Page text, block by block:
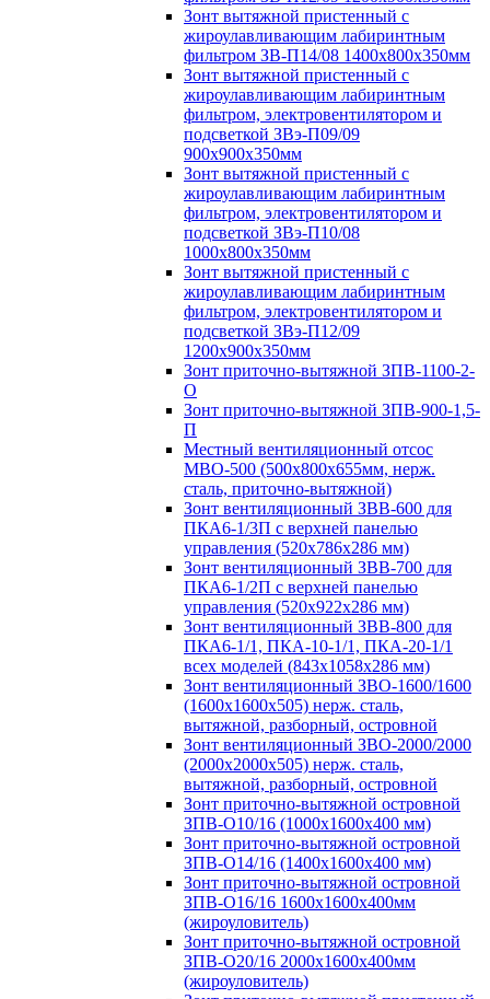
Зонт вытяжной пристенный с
жироулавливающим лабиринтным
фильтром ЗВ-П14/08 1400х800х350мм
Зонт вытяжной пристенный с
жироулавливающим лабиринтным
фильтром, электровентилятором и
подсветкой ЗВэ-П09/09
900х900х350мм
Зонт вытяжной пристенный с
жироулавливающим лабиринтным
фильтром, электровентилятором и
подсветкой ЗВэ-П10/08
1000х800х350мм
Зонт вытяжной пристенный с
жироулавливающим лабиринтным
фильтром, электровентилятором и
подсветкой ЗВэ-П12/09
1200х900х350мм
Зонт приточно-вытяжной ЗПВ-1100-2-
О
Зонт приточно-вытяжной ЗПВ-900-1,5-
П
Местный вентиляционный отсос
МВО-500 (500х800х655мм, нерж.
сталь, приточно-вытяжной)
Зонт вентиляционный ЗВВ-600 для
ПКА6-1/3П с верхней панелью
управления (520х786х286 мм)
Зонт вентиляционный ЗВВ-700 для
ПКА6-1/2П с верхней панелью
управления (520х922х286 мм)
Зонт вентиляционный ЗВВ-800 для
ПКА6-1/1, ПКА-10-1/1, ПКА-20-1/1
всех моделей (843х1058х286 мм)
Зонт вентиляционный ЗВО-1600/1600
(1600х1600х505) нерж. сталь,
вытяжной, разборный, островной
Зонт вентиляционный ЗВО-2000/2000
(2000х2000х505) нерж. сталь,
вытяжной, разборный, островной
Зонт приточно-вытяжной островной
ЗПВ-О10/16 (1000х1600х400 мм)
Зонт приточно-вытяжной островной
ЗПВ-О14/16 (1400х1600х400 мм)
Зонт приточно-вытяжной островной
ЗПВ-О16/16 1600х1600х400мм
(жироуловитель)
Зонт приточно-вытяжной островной
ЗПВ-О20/16 2000х1600х400мм
(жироуловитель)